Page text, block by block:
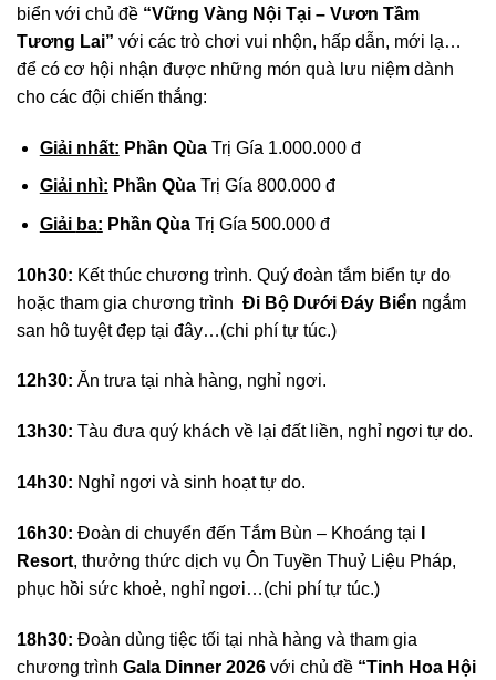
biển với chủ đề “Vững Vàng Nội Tại – Vươn Tầm
Tương Lai” với các trò chơi vui nhộn, hấp dẫn, mới lạ…
để có cơ hội nhận được những món quà lưu niệm dành
cho các đội chiến thắng:
Giải nhất: Phần Qùa Trị Gía 1.000.000 đ
Giải nhì: Phần Qùa Trị Gía 800.000 đ
Giải ba: Phần Qùa Trị Gía 500.000 đ
10h30: Kết thúc chương trình. Quý đoàn tắm biển tự do
hoặc tham gia chương trình Đi Bộ Dưới Đáy Biển ngắm
san hô tuyệt đẹp tại đây…(chi phí tự túc.)
12h30: Ăn trưa tại nhà hàng, nghỉ ngơi.
13h30: Tàu đưa quý khách về lại đất liền, nghỉ ngơi tự do.
14h30: Nghỉ ngơi và sinh hoạt tự do.
16h30: Đoàn di chuyển đến Tắm Bùn – Khoáng tại
Resort, thưởng thức dịch vụ Ôn Tuyền Thuỷ Liệu Pháp,
phục hồi sức khoẻ, nghỉ ngơi…(chi phí tự túc.)
18h30: Đoàn dùng tiệc tối tại nhà hàng và tham gia
chương trình Gala Dinner 2026 với chủ đề “Tinh Hoa Hội